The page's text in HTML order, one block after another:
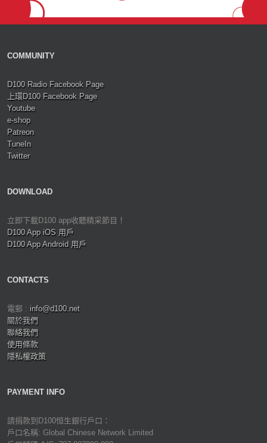
COMMUNITY
D100 Radio Facebook Page
上環D100 Facebook Page
Youtube
e-shop
Patreon
TuneIn
Twitter
DOWNLOAD
立即下載D100 app收聽精采節目！
D100 App iOS 用戶
D100 App Android 用戶
CONTACTS
電郵 : info@d100.net
關於我們
聯絡我們
使用條款
隱私權政策
PAYMENT INFO
請捐款到D100恒生銀行戶口：
戶口名稱: Global Chinese Network Limited